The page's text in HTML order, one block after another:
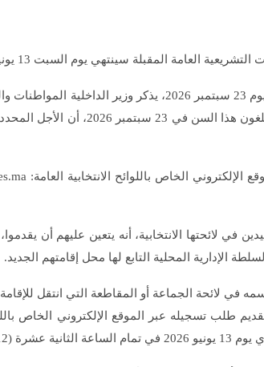
يوم السبت 13 يونيو 2026 في تمام الساعة الثانية عشرة ليلا.
وأفاد البلاغ أنه “في إطار عملية مراجعة اللوائح الانتخابية العامة الممهدة لانتخابات
المذكورة، الذين تتوفر فيهم الشروط المطلوبة قانونا،
في لائحتها الانتخابية، أنه يتعين عليهم أن
الإدارية المحلية التابع لها محل إقامتهم الجديد.
في لائحة الجماعة أو المقاطعة التي انتقل
تقديم طلب تسجيله عبر الموقع الإلكتروني الخاص
تقدير.